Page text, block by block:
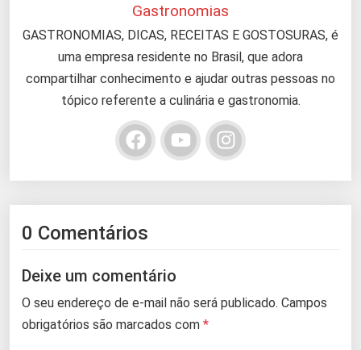
Gastronomias
GASTRONOMIAS, DICAS, RECEITAS E GOSTOSURAS, é
uma empresa residente no Brasil, que adora
compartilhar conhecimento e ajudar outras pessoas no
tópico referente a culinária e gastronomia.
0 Comentários
Deixe um comentário
O seu endereço de e-mail não será publicado. Campos
obrigatórios são marcados com *